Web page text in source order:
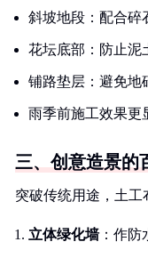
斜坡地段：配合碎
花坛底部：防止泥
铺路垫层：避免地
雨季前施工效果更
三、创意造景的
突破传统用途，土工
立体绿化墙：作防